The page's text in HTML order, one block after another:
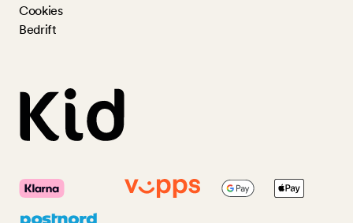
Cookies
Bedrift